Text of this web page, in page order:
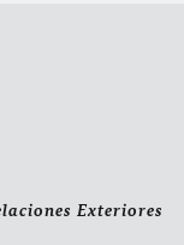
Exteriores